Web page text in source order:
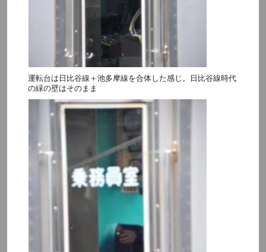
運転台は日比谷線＋池多摩線を合体した感じ。日比谷線時代
の緑の壁はそのまま